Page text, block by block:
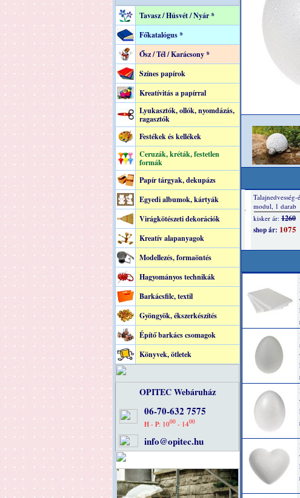
Tavasz / Húsvét / Nyár *
Főkatalógus *
Ősz / Tél / Karácsony *
Színes papírok
Kreatívitás a papírral
Lyukasztók, ollók, nyomdázás,
ragasztók
Festékek és kellékek
Ceruzák, kréták, festetlen
formák
Papír tárgyak, dekupázs
Egyedi albumok, kártyák
Virágkötészeti dekorációk
Kreatív alapanyagok
Modellezés, formaöntés
Hagyományos technikák
Barkácsfilc, textil
Gyöngyök, ékszerkészítés
Építő barkács csomagok
Könyvek, ötletek
OPITEC Webáruház
06-70-632 7575
H - P: 1000 - 1400
info@opitec.hu